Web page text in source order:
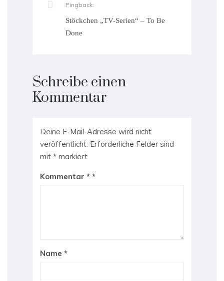
Pingback:
Stöckchen „TV-Serien“ – To Be
Done
Schreibe einen
Kommentar
Deine E-Mail-Adresse wird nicht
veröffentlicht. Erforderliche Felder sind
mit * markiert
Kommentar *
Name *